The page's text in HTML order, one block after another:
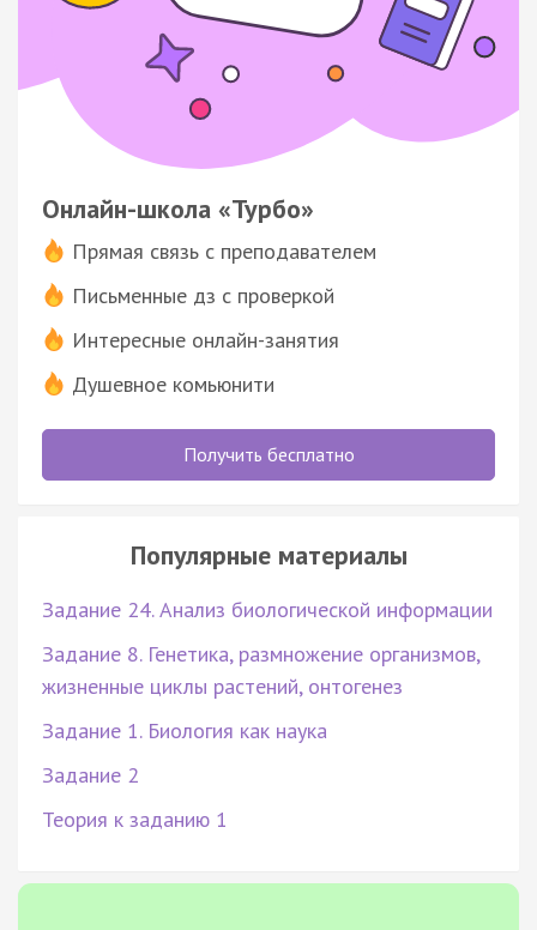
Онлайн-школа «Турбо»
Прямая связь с преподавателем
Письменные дз с проверкой
Интересные онлайн-занятия
Душевное комьюнити
Получить бесплатно
Популярные материалы
Задание 24. Анализ биологической информации
Задание 8. Генетика, размножение организмов,
жизненные циклы растений, онтогенез
Задание 1. Биология как наука
Задание 2
Теория к заданию 1